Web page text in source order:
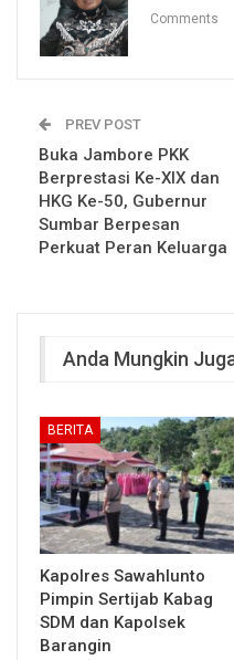
Comments
PREV POST
Buka Jambore PKK
Berprestasi Ke-XIX dan
HKG Ke-50, Gubernur
Sumbar Berpesan
Perkuat Peran Keluarga
Anda Mungkin
BERITA
Kapolres Sawahlunto
Pimpin Sertijab Kabag
SDM dan Kapolsek
Barangin